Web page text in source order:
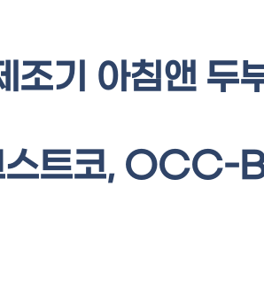
조기 아침앤 두
트코, OCC-